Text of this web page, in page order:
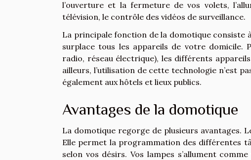
l’ouverture et la fermeture de vos volets,
télévision, le contrôle des vidéos de surveillance.
La principale fonction de la domotique
surplace tous les appareils de votre domicile.
radio, réseau électrique), les différents
ailleurs, l’utilisation de cette technologie n’est
également aux hôtels et lieux publics.
Avantages de la domotique
La domotique regorge de plusieurs avantages.
Elle permet la programmation des différentes
selon vos désirs. Vos lampes s’allument